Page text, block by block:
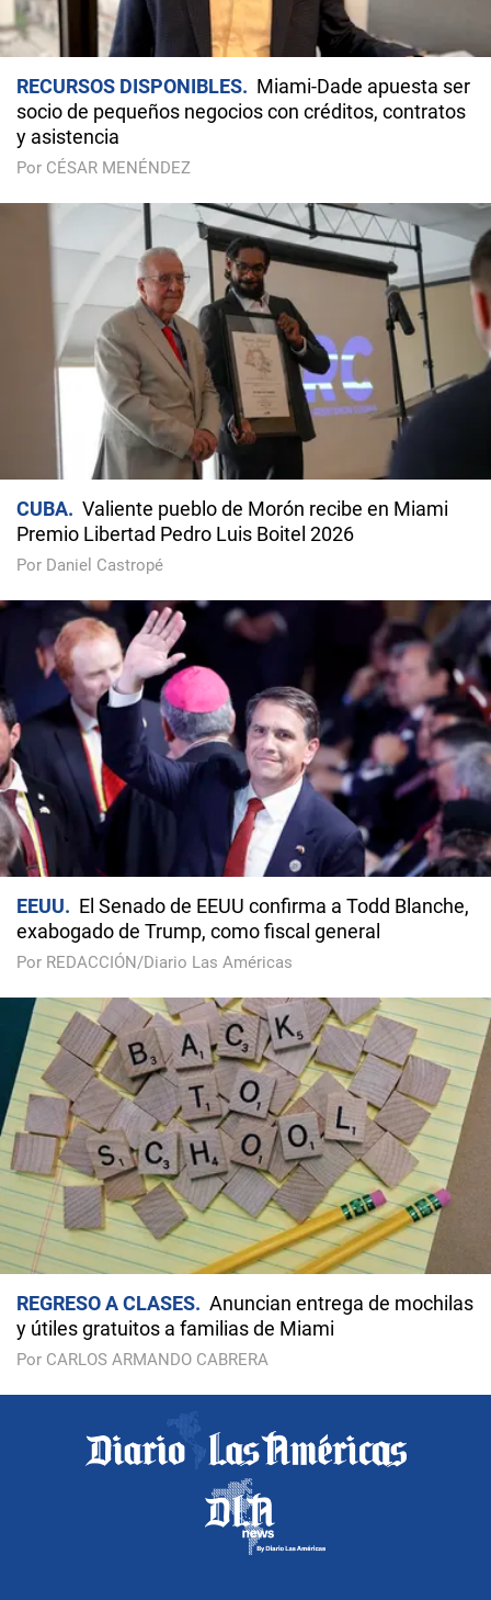
RECURSOS DISPONIBLES
Miami-Dade apuesta ser
socio de pequeños negocios con créditos, contratos
y asistencia
Por CÉSAR MENÉNDEZ
CUBA
Valiente pueblo de Morón recibe en Miami
Premio Libertad Pedro Luis Boitel 2026
Por Daniel Castropé
EEUU
El Senado de EEUU confirma a Todd Blanche,
exabogado de Trump, como fiscal general
Por REDACCIÓN/Diario Las Américas
REGRESO A CLASES
Anuncian entrega de mochilas
y útiles gratuitos a familias de Miami
Por CARLOS ARMANDO CABRERA